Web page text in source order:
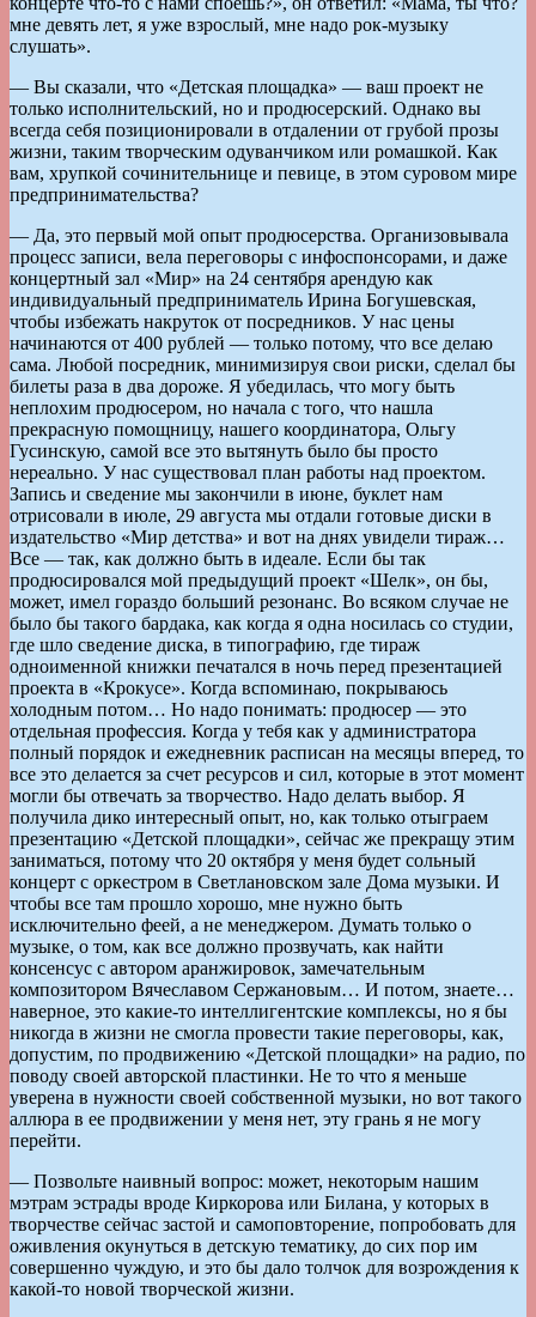
мне девять лет, я уже взрослый, мне надо рок-музыку
слушать».
— Вы сказали, что «Детская площадка» — ваш проект не
только исполнительский, но и продюсерский. Однако вы
всегда себя позиционировали в отдалении от грубой прозы
жизни, таким творческим одуванчиком или ромашкой. Как
вам, хрупкой сочинительнице и певице, в этом суровом мире
предпринимательства?
— Да, это первый мой опыт продюсерства. Организовывала
процесс записи, вела переговоры с инфоспонсорами, и даже
концертный зал «Мир» на 24 сентября арендую как
индивидуальный предприниматель Ирина Богушевская,
чтобы избежать накруток от посредников. У нас цены
начинаются от 400 рублей — только потому, что все делаю
сама. Любой посредник, минимизируя свои риски, сделал бы
билеты раза в два дороже. Я убедилась, что могу быть
неплохим продюсером, но начала с того, что нашла
прекрасную помощницу, нашего координатора, Ольгу
Гусинскую, самой все это вытянуть было бы просто
нереально. У нас существовал план работы над проектом.
Запись и сведение мы закончили в июне, буклет нам
отрисовали в июле, 29 августа мы отдали готовые диски в
издательство «Мир детства» и вот на днях увидели тираж…
Все — так, как должно быть в идеале. Если бы так
продюсировался мой предыдущий проект «Шелк», он бы,
может, имел гораздо больший резонанс. Во всяком случае не
было бы такого бардака, как когда я одна носилась со студии,
где шло сведение диска, в типографию, где тираж
одноименной книжки печатался в ночь перед презентацией
проекта в «Крокусе». Когда вспоминаю, покрываюсь
холодным потом… Но надо понимать: продюсер — это
отдельная профессия. Когда у тебя как у администратора
полный порядок и ежедневник расписан на месяцы вперед, то
все это делается за счет ресурсов и сил, которые в этот момент
могли бы отвечать за творчество. Надо делать выбор. Я
получила дико интересный опыт, но, как только отыграем
презентацию «Детской площадки», сейчас же прекращу этим
заниматься, потому что 20 октября у меня будет сольный
концерт с оркестром в Светлановском зале Дома музыки. И
чтобы все там прошло хорошо, мне нужно быть
исключительно феей, а не менеджером. Думать только о
музыке, о том, как все должно прозвучать, как найти
консенсус с автором аранжировок, замечательным
композитором Вячеславом Сержановым… И потом, знаете…
наверное, это какие-то интеллигентские комплексы, но я бы
никогда в жизни не смогла провести такие переговоры, как,
допустим, по продвижению «Детской площадки» на радио, по
поводу своей авторской пластинки. Не то что я меньше
уверена в нужности своей собственной музыки, но вот такого
аллюра в ее продвижении у меня нет, эту грань я не могу
перейти.
— Позвольте наивный вопрос: может, некоторым нашим
мэтрам эстрады вроде Киркорова или Билана, у которых в
творчестве сейчас застой и самоповторение, попробовать для
оживления окунуться в детскую тематику, до сих пор им
совершенно чуждую, и это бы дало толчок для возрождения к
какой-то новой творческой жизни.